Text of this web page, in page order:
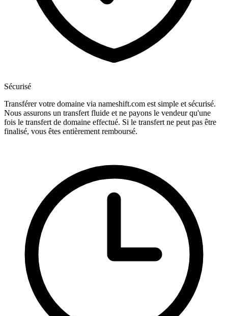
Sécurisé
Transférer votre domaine via nameshift.com est simple et sécurisé.
Nous assurons un transfert fluide et ne payons le vendeur qu'une
fois le transfert de domaine effectué. Si le transfert ne peut pas être
finalisé, vous êtes entièrement remboursé.